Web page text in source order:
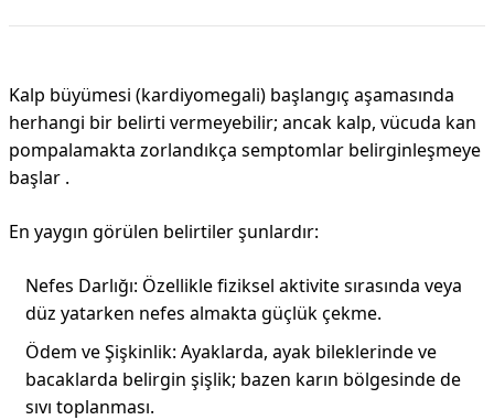
Kalp büyümesi (kardiyomegali) başlangıç aşamasında
herhangi bir belirti vermeyebilir; ancak kalp, vücuda kan
pompalamakta zorlandıkça semptomlar belirginleşmeye
başlar .
En yaygın görülen belirtiler şunlardır:
Nefes Darlığı: Özellikle fiziksel aktivite sırasında veya
düz yatarken nefes almakta güçlük çekme.
Ödem ve Şişkinlik: Ayaklarda, ayak bileklerinde ve
bacaklarda belirgin şişlik; bazen karın bölgesinde de
sıvı toplanması.